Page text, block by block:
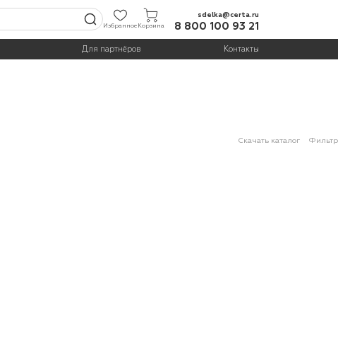
ИзбранноеКорзина
sdelka@certa.ru
8 800 100 93 21
Для партнёров Контакты
Скачать каталог Фильтр